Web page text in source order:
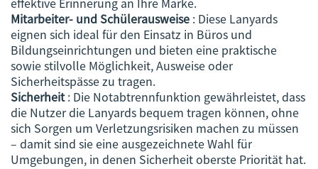
Mitarbeiter- und Schülerausweise : Diese Lanyards
eignen sich ideal für den Einsatz in Büros und
Bildungseinrichtungen und bieten eine praktische
sowie stilvolle Möglichkeit, Ausweise oder
Sicherheitspässe zu tragen.
Sicherheit: Die Notabtrennfunktion gewährleistet, dass
die Nutzer die Lanyards bequem tragen können, ohne
sich Sorgen um Verletzungsrisiken machen zu müssen
– damit sind sie eine ausgezeichnete Wahl für
Umgebungen, in denen Sicherheit oberste Priorität hat.